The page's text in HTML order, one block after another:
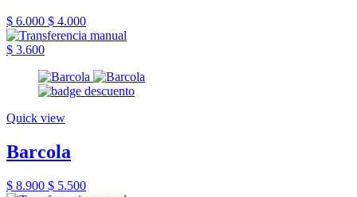
$ 6.000 $ 4.000
$ 3.600
Quick view
Barcola
$ 8.900 $ 5.500